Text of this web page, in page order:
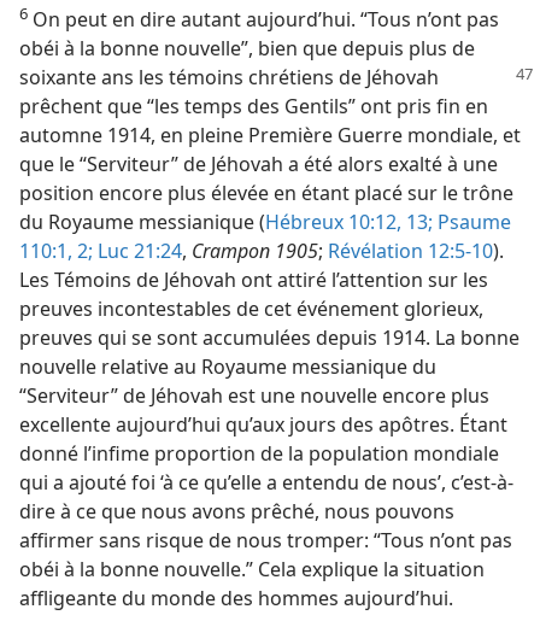
6 On peut en dire autant aujourd’hui. “Tous n’ont pas
obéi à la bonne nouvelle”, bien que depuis plus de
soixanteans les témoins chrétiens de Jéhovah
prêchent que “les temps des Gentils” ont pris fin en
automne 1914, en pleine Première Guerre mondiale, et
que le “Serviteur” de Jéhovah a été alors exalté à une
position encore plus élevée en étant placé sur le trône
du Royaume messianique (Hébreux 10:12, 13; Psaume
110:1, 2; Luc 21:24, Crampon 1905; Révélation 12:5-10).
Les Témoins de Jéhovah ont attiré l’attention sur les
preuves incontestables de cet événement glorieux,
preuves qui se sont accumulées depuis 1914. La bonne
nouvelle relative au Royaume messianique du
“Serviteur” de Jéhovah est une nouvelle encore plus
excellente aujourd’hui qu’aux jours des apôtres. Étant
donné l’infime proportion de la population mondiale
qui a ajouté foi ‘à ce qu’elle a entendu de nous’, c’est-à-
dire à ce que nous avons prêché, nous pouvons
affirmer sans risque de nous tromper: “Tous n’ont pas
obéi à la bonne nouvelle.” Cela explique la situation
affligeante du monde des hommes aujourd’hui.